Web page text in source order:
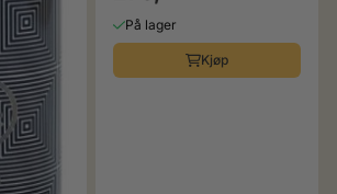
På lager
Kjøp